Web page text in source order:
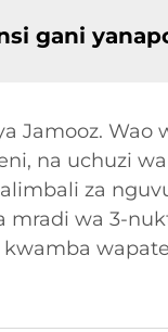
gani
Jamooz. Wao
na uchuzi
za
wa 3-